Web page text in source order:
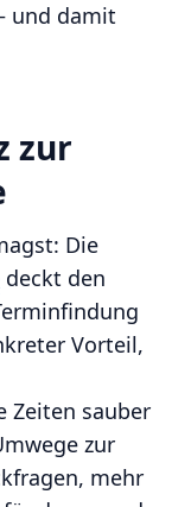
und damit
zur
Die
deckt den
Vorteil,
Zeiten sauber
zur
mehr